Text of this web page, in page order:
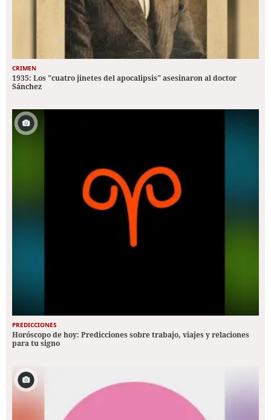
CRIMEN
1935: Los "cuatro jinetes del apocalipsis" asesinaron al doctor
Sánchez
PREDICCIONES
Horóscopo de hoy: Predicciones sobre trabajo, viajes y relaciones
para tu signo